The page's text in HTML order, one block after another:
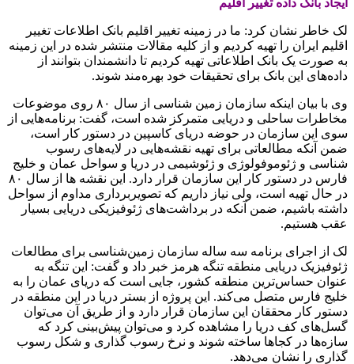
لک خاطر نشان کرد: ما در زمینه تغییر اقلیم بانک اطلاعات تغییر
اقلیم ایران را تهیه کردیم و از کلیه مقالات منتشر شده در این زمینه
به صورت یک بانک اطلاعاتی تهیه کردیم تا دانشمندان بتوانند از
داده‌های این بانک برای تحقیقات خود بهره‌مند شوند.
وی با بیان اینکه سازمان زمین شناسی از سال ۸۰ روی موضوعات
مخاطرات ساحلی و دریایی متمرکز شده است، گفت: برنامه‌هایی از
سوی این سازمان در حوضه دریای کاسپین در دستور کار است،
ضمن آنکه مطالعاتی برای تهیه نقشه‌هایی در لایه‌های رسوب
شناسی و ژئوموفولوژی و ژئوشیمی در دریا و سواحل عمان و خلیج
فارس در دستور کار این سازمان قرار دارد. این نقشه ها از سال ۸۰
در حال تهیه است، ولی نیاز داریم که تصویربرداری مداوم از سواحل
داشته باشیم، ضمن آنکه در برداشت‌های ژئوفیزیکی دریایی بسیار
عقب هستیم.
لک از اجرای برنامه سه ساله سازمان زمین‌شناسی برای مطالعات
ژئوفیزیک دریایی منطقه تنگه هرمز خبر داد و گفت: این تنگه به
عنوان حساس‌ترین منطقه کشور، جایی است که دریای عمان را به
خلیج فارس متصل می‌کند. این پروژه از بستر دریا در این منطقه در
دستور کار محققان این سازمان قرار دارد و از طریق آن می‌توان
گسل‌های کف دریا را مشاهده کرد و می‌توان پیش‌بینی کرد که
سازه‌ها در کجاها ساخته شوند و نرخ رسوب گذاری و شکل رسوب
گذاری را نشان می‌دهد.